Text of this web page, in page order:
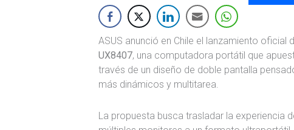
ASUS anunció en Chile el lanzamiento oficial
UX8407, una computadora portátil que
través de un diseño de doble pantalla
más dinámicos y multitarea.
La propuesta busca trasladar la experiencia